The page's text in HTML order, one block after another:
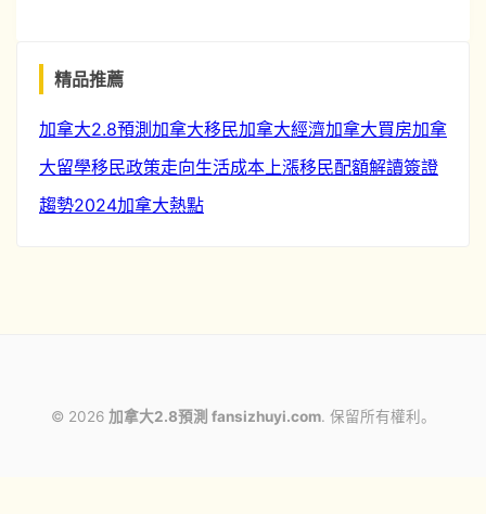
精品推薦
加拿大2.8預測加拿大移民加拿大經濟加拿大買房加拿
大留學移民政策走向生活成本上漲移民配額解讀簽證
趨勢2024加拿大熱點
© 2026 加拿大2.8預測 fansizhuyi.com. 保留所有權利。